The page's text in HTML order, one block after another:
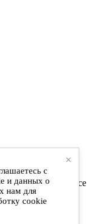
с вами
изделий. Все
и сопровождение
×
с
и данных о
нам для
cookie